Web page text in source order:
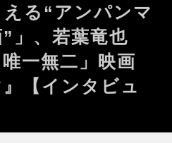
る“アンパンマ
」、若葉竜也
一無二」映画
』【インタビュ